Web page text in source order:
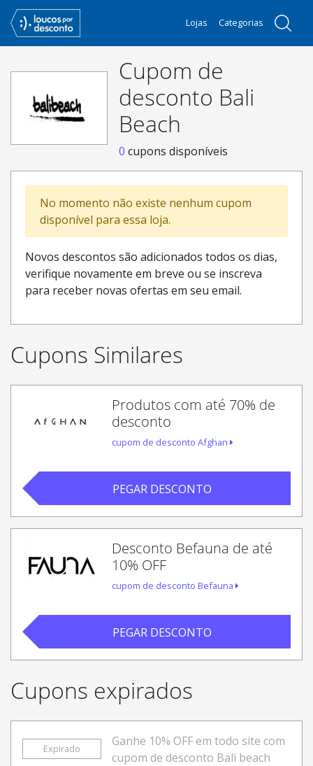
Lojas Categorias
Cupom de
desconto Bali
Beach
0 cupons disponíveis
No momento não existe nenhum cupom
disponível para essa loja.
Novos descontos são adicionados todos os dias,
verifique novamente em breve ou se inscreva
para receber novas ofertas em seu email.
Cupons Similares
Produtos com até 70% de
desconto
cupom de desconto Afghan
PEGAR DESCONTO
Desconto Befauna de até
10% OFF
cupom de desconto Befauna
PEGAR DESCONTO
Cupons expirados
Expirado
Ganhe 10% OFF em todo site com
cupom de desconto Bali beach